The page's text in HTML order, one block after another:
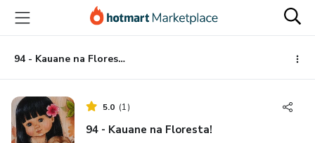
para
conteúdo
principal
para
pagamento
para
rodapé
94 - Kauane na Floresta!
5.0 (1)
94 - Kauane na Floresta!